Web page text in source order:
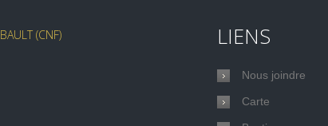
(CNF) LIENS
Nous joindre
Carte